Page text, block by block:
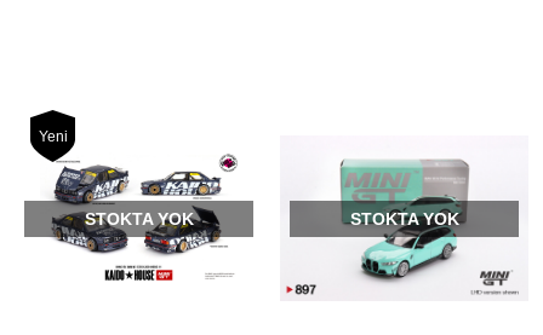
Yeni
STOKTA YOK STOKTA YOK